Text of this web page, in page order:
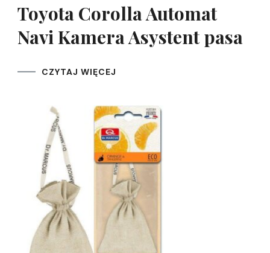
Toyota Corolla Automat
Navi Kamera Asystent pasa
CZYTAJ WIĘCEJ